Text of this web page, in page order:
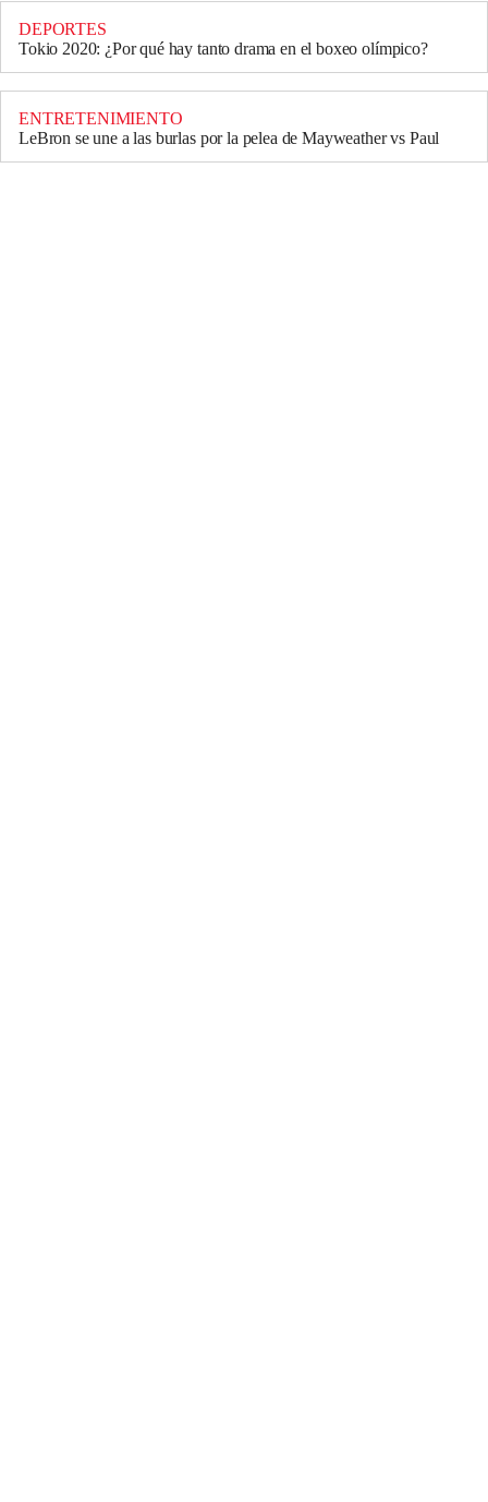
DEPORTES
Tokio 2020: ¿Por qué hay tanto drama en el boxeo olímpico?
ENTRETENIMIENTO
LeBron se une a las burlas por la pelea de Mayweather vs Paul